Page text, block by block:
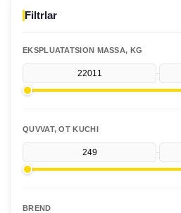
Filtrlar
EKSPLUATATSION MASSA, KG
-
QUVVAT, OT KUCHI
-
BREND